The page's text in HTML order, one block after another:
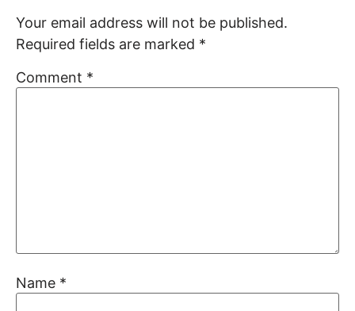
Your email address will not be published.
Required fields are marked *
Comment *
Name *